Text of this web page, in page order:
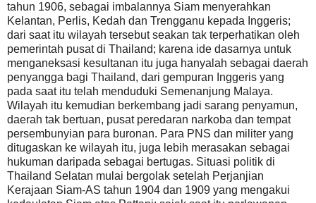
tahun 1906, sebagai imbalannya Siam menyerahkan
Kelantan, Perlis, Kedah dan Trengganu kepada Inggeris;
dari saat itu wilayah tersebut seakan tak terperhatikan oleh
pemerintah pusat di Thailand; karena ide dasarnya untuk
menganeksasi kesultanan itu juga hanyalah sebagai daerah
penyangga bagi Thailand, dari gempuran Inggeris yang
pada saat itu telah menduduki Semenanjung Malaya.
Wilayah itu kemudian berkembang jadi sarang penyamun,
daerah tak bertuan, pusat peredaran narkoba dan tempat
persembunyian para buronan. Para PNS dan militer yang
ditugaskan ke wilayah itu, juga lebih merasakan sebagai
hukuman daripada sebagai bertugas. Situasi politik di
Thailand Selatan mulai bergolak setelah Perjanjian
Kerajaan Siam-AS tahun 1904 dan 1909 yang mengakui